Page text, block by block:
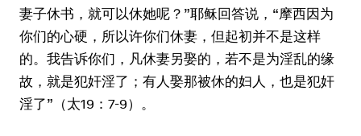
妻子休书，就可以休她呢？”耶稣回答说，“摩西因为
你们的心硬，所以许你们休妻，但起初并不是这样
的。我告诉你们，凡休妻另娶的，若不是为淫乱的缘
故，就是犯奸淫了；有人娶那被休的妇人，也是犯奸
淫了”（太19：7-9）。